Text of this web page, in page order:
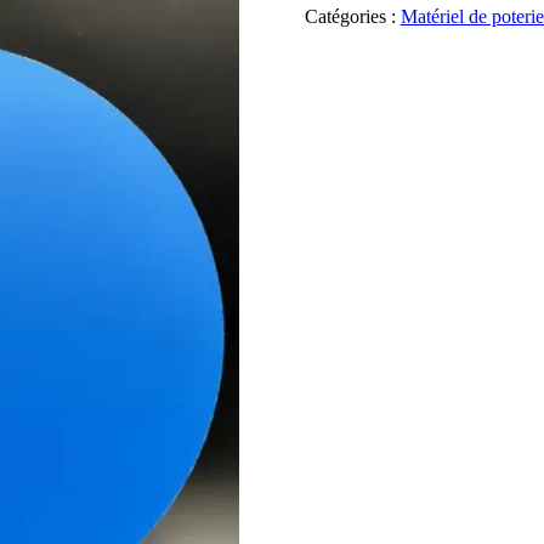
Catégories : Matériel de